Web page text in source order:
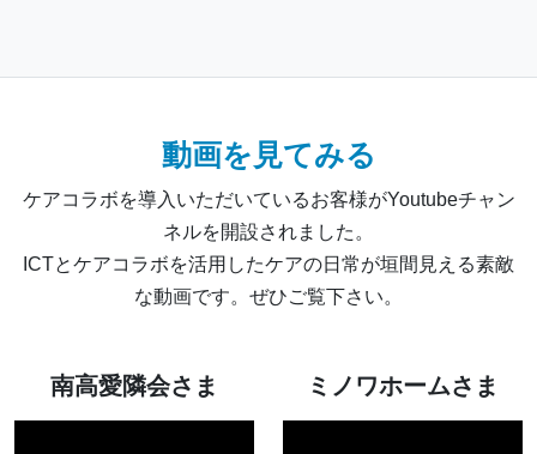
動画を見てみる
ケアコラボを導入いただいているお客様がYoutubeチャン
ネルを開設されました。
ICTとケアコラボを活用したケアの日常が垣間見える素敵
な動画です。ぜひご覧下さい。
南高愛隣会さま ミノワホームさま